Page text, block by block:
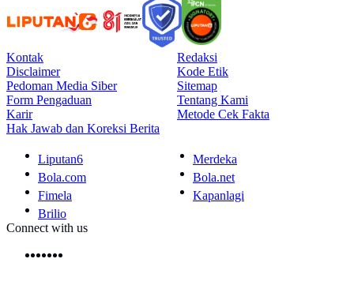
Kontak
Redaksi
Disclaimer
Kode Etik
Pedoman Media Siber
Sitemap
Form Pengaduan
Tentang Kami
Karir
Metode Cek Fakta
Hak Jawab dan Koreksi Berita
Liputan6
Merdeka
Bola.com
Bola.net
Fimela
Kapanlagi
Brilio
Connect with us